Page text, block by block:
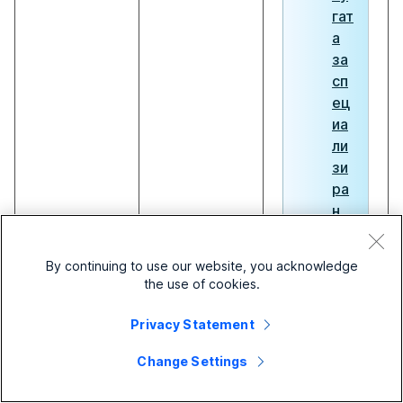
гат
а
за
сп
ец
иа
ли
зи
ра
н
мп
By continuing to use our website, you acknowledge
the use of cookies.
Privacy Statement
Change Settings